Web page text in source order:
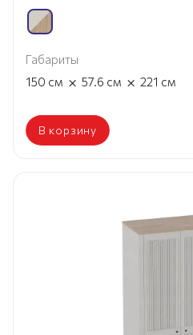
Габариты
150 см × 57.6 см × 221 см
В корзину